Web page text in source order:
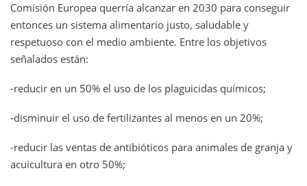
Comisión Europea querría alcanzar en 2030 para conseguir
entonces un sistema alimentario justo, saludable y
respetuoso con el medio ambiente. Entre los objetivos
señalados están:
-reducir en un 50% el uso de los plaguicidas químicos;
-disminuir el uso de fertilizantes al menos en un 20%;
-reducir las ventas de antibióticos para animales de granja y
acuicultura en otro 50%;